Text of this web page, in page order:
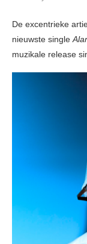
De excentrieke
nieuwste single
muzikale release